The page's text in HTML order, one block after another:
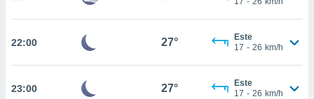
de que
sean
el sitio
22:00 27°
Este
17 - 26 km/h
23:00 27°
Este
17 - 26 km/h